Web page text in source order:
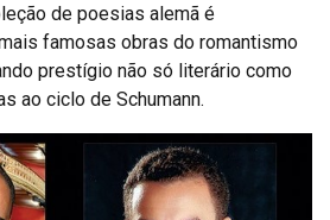
de poesias alemã é
famosas obras do romantismo
prestígio não só literário como
ao ciclo de Schumann.